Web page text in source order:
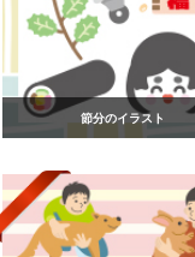
節分のイラスト